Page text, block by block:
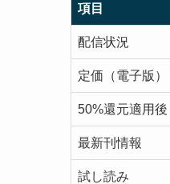
項目
配信状況
定価（電子版）
50%還元適用後
最新刊情報
試し読み